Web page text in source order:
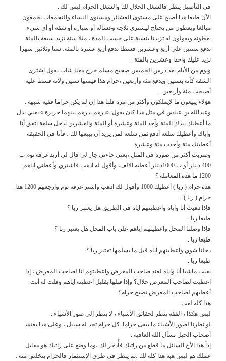
في التأصيل ينظر فالشغل الحلال لك والشغل الحرام ليس لك .
الآن طبعا هذا أصبح على مستوى العشائر ومستوى النساء والتجمعات يجمعون
مبالغا ويعطون من يحتاج ليشتري ثلاجة وغسالة أو سيارة أو شقة أو أي شيء.
يعطونه ويقولون له تزيدنا بنسبة على حسب المدة ، مثلا سنة تزيد سبعة بالمئة
تدفع سنتين على أربع وعشرين قسطا تدفع أربع عشرة بالمئة، ستا وثلاثين شهرا
نزيد عليك واحدا وعشرين بالمئة .
ويوم من الأيام بعد درس الخميس صحيح مسلم خرج معنا شاب يقول اشترى
الشقة كأنه بستين ويدفع مئة وأربعين ،حرام هذا قيمتها ستين ولأنه قسط عليه
أصبحت مئة وأربعين .
هؤلاء يبيعون ما لايملكون وأكثر من مرة قلنا هذا إن لم يكن حراما ففيه شبهة .
وعبدالله بن عباس في مثل هذا كان يقول: «درهم بدرهم بينهما حريرة » يعني بدل
ما أعطيك بيدك المئة وآخذ المئة وعشرة أو المئة والعشرين ندخل سلعة نتفق أنا
واياك وأعطيك سلعة أدفع ثمن سلعة لمن يريد أن يبيعها لك ، فأنا في الحقيقة
أعطيتك مئة وأخذت مئة وعشرة.
وضربت أكثر من صورة في المثل ،يعني جاءني جار لي قال لي أريد غرفة نوم ب
400 دينار أو ب 1000دينار أعطيه الالف، وأقول له اذهب فاشتري وأعطني اياهم
1200 ما هذه المعاملة ؟
هذه حرام ( ربا ) أعطيك 1000 وأقول لك اذهب واشتر غرفة نوم وارجعهم 1200 هذا
حرام ( ربا ) .
فإذا ذهبت أنا واياه واعطيتهم اياه في الطريق هل يعتبر ربا ؟
طبعا ربا .
فإذا وصلنا المحل واعطيتهم إياهم على باب المحل هل يعتبر ربا ؟
طبعا ربا .
دخلنا شوي واعطيتهم اياه قبل ما يسلمها تعتبر ربا ؟
طبعا ربا .
بقيت ماشيا أنا واياه لعند صاحب المعرض واعطيتهم انا لصاحب المعرض ، إذا
اعطيت لصاحب المعرض حلال؟ وإذا قبلها بقليل اعطيته اياهم وقلت له أنت
أعطيهم لصاحب المعرض تصبح حرام؟
هذا كله لعب .
ليس هكذا ، الفقه ينظر لحقائق الأشياء ، لا ينظر إلى صور الأشياء .
لو نظرنا لصور الأشياء ما يبقى حراما .كل حرام تجد له سبيل ، وعلى هذا يعتمد
أصحاب الحيل نسأل الله العافية .
إذاً هذا الأخ السائل ما قطع من راتبك فأُدخر لك ،وما وضع على راتبك هو مقابل
عملك هو ليس هبة هذا كله لك ،ثم ينظر في طرق الإستثمار فالحرام يتخلص منه .